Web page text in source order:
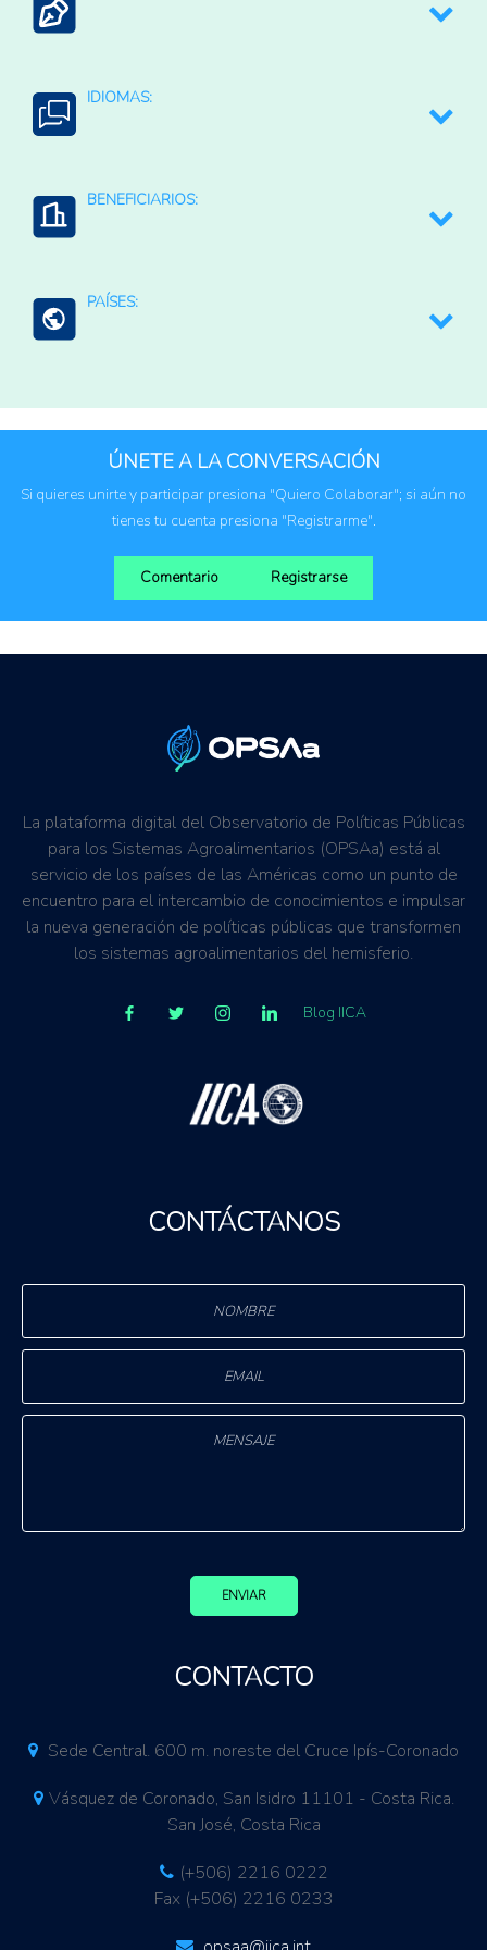
Estudios y diagnósticos
IDIOMAS:
BENEFICIARIOS:
Productores agropecuarios
PAÍSES:
ÚNETE A LA CONVERSACIÓN
Si quieres unirte y participar presiona "Quiero Colaborar"; si aún no
tienes tu cuenta presiona "Registrarme".
Comentario Registrarse
La plataforma digital del Observatorio de Políticas Públicas
para los Sistemas Agroalimentarios (OPSAa) está al
servicio de los países de las Américas como un punto de
encuentro para el intercambio de conocimientos e impulsar
la nueva generación de políticas públicas que transformen
los sistemas agroalimentarios del hemisferio.
Blog IICA
CONTÁCTANOS
ENVIAR
CONTACTO
Sede Central. 600 m. noreste del Cruce Ipís-Coronado
Vásquez de Coronado, San Isidro 11101 - Costa Rica.
San José, Costa Rica
(+506) 2216 0222
Fax (+506) 2216 0233